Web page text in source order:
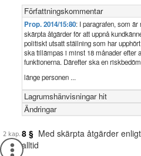
Författningskommentar
Prop. 2014/15:80: I paragrafen, som
skärpta åtgärder för att uppnå
politiskt utsatt ställning som har
ska tillämpas i minst 18 månader efter
funktionerna. Därefter ska en
länge personen ...
Lagrumshänvisningar hit
Ändringar
8 § Med skärpta åtgärder enligt
alltid